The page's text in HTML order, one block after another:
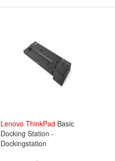
Lenovo ThinkPad Basic
Docking Station -
Dockingstation